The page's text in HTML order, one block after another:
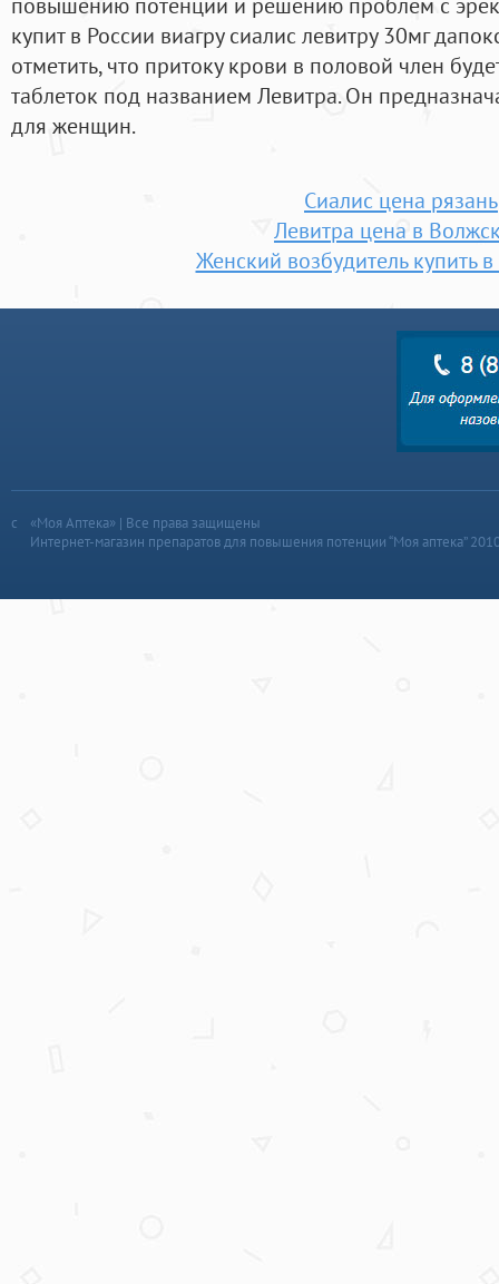
купит в России виагру сиалис левитру 30мг
отметить, что притоку крови в половой член
таблеток под названием Левитра. Он
для женщин.
Сиалис цена рязань
Левитра цена в
Женский возбудитель купить
«Моя Аптека» | Все права защищены
Интернет-магазин препаратов для повышения потенции “Моя аптека”